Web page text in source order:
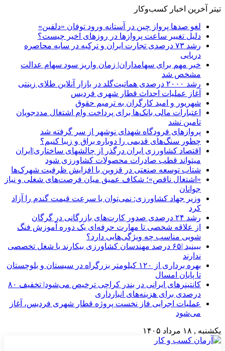
تیتر آخرین اخبار کسب‌وکار
لغو صدها پرواز چین در آستانه ورود توفان «دلفین»
دلیل تغییر ساعت پروازها در روزهای اخیر چیست؟
رشد ۷۳ درصدی تجارت ایران و ترکیه در سایه محاصره
دریایی
خبر مهم برای سهامداران| زمان واریز سود سهام عدالت
مشخص شد
رشد ۲۰۰۰ درصدی هماتیت‌گلد در بازار آنلاین طلای زینتی
آغاز عملیات احداث قطار شهری فردیس
شهریور و امید کارگران به ترمیم حقوق
اعتبارات مالی بانک‌ها برای پرداخت وام اشتغال مددجویان
تامین نشد
پروازهای فرودگاه شهدای نوشهر از سر گرفته شد
چطور سنگ‌های قدیمی را دوباره براق و زیبا کنیم؟
اقتصاد کشاورزی ایران درگذر از چالشهای ساختاری|ایران
میتواند قطب صادرات محصولات کشاورزی شود
شتاب توسعه صنعتی در قزوین با افزایش ظرفیت شهرک‌ها
«اشتغال ناقص»؛ شکاف عمیق میان فرصت‌های شغلی و نیاز
جوانان
وزیر جهاد کشاورزی: نمی‌توان با سرعت قیمت گندم را آزاد
کرد
رشد ۲۴ درصدی صدور کارت‌های بازرگانی در گرگان
از علاقه شخصی تا مهارت حرفه‌ای یک دوره آموزش فنگ
شویی مناسب چه ویژگی‌هایی دارد؟
ببینید |۶۵ درصد مهندسان کشاورزی بیکارند یا شغل تخصصی
ندارند
بهره برداری از ۱۲۰ کیلومتر بزرگراه در سیستان و بلوچستان
تا پایان امسال
کانتینرهای ایرانی در بندر کراچی ترخیص می‌شود| تخفیف ۸۰
درصدی برای هزینه‌های انبارداری
عملیات اجرایی فاز نخست پروژه قطار شهری فردیس، آغاز
می‌شود
یکشنبه , ۱۸ مرداد ۱۴۰۵